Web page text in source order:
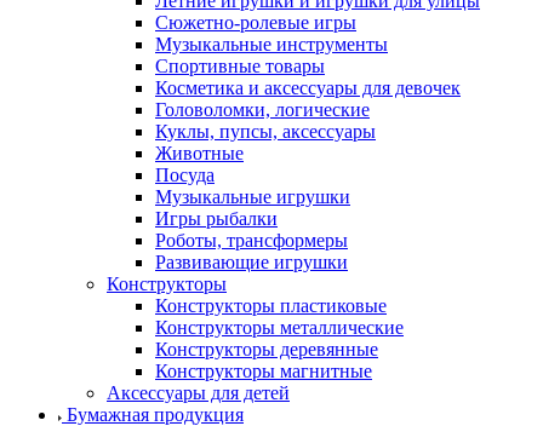
Сюжетно-ролевые игры
Музыкальные инструменты
Спортивные товары
Косметика и аксессуары для девочек
Головоломки, логические
Куклы, пупсы, аксессуары
Животные
Посуда
Музыкальные игрушки
Игры рыбалки
Роботы, трансформеры
Развивающие игрушки
Конструкторы
Конструкторы пластиковые
Конструкторы металлические
Конструкторы деревянные
Конструкторы магнитные
Аксессуары для детей
Бумажная продукция